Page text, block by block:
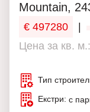
Mountain,
€ 497280
Цена за кв.
Тип
Екстри: с